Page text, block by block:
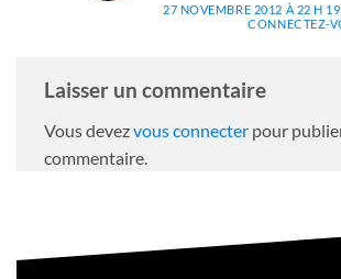
27 NOVEMBRE 2012 À 22 H
CONNECTEZ-
Laisser un commentaire
Vous devezvous connecter pour
commentaire.